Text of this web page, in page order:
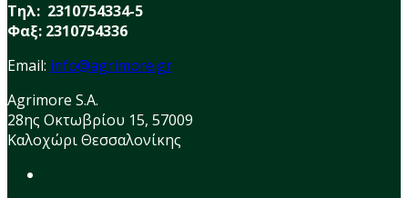
Τηλ: 2310754334-5
Φαξ: 2310754336
Email: info@agrimore.gr
Agrimore S.A.
28ης Οκτωβρίου 15, 57009
Καλοχώρι Θεσσαλονίκης